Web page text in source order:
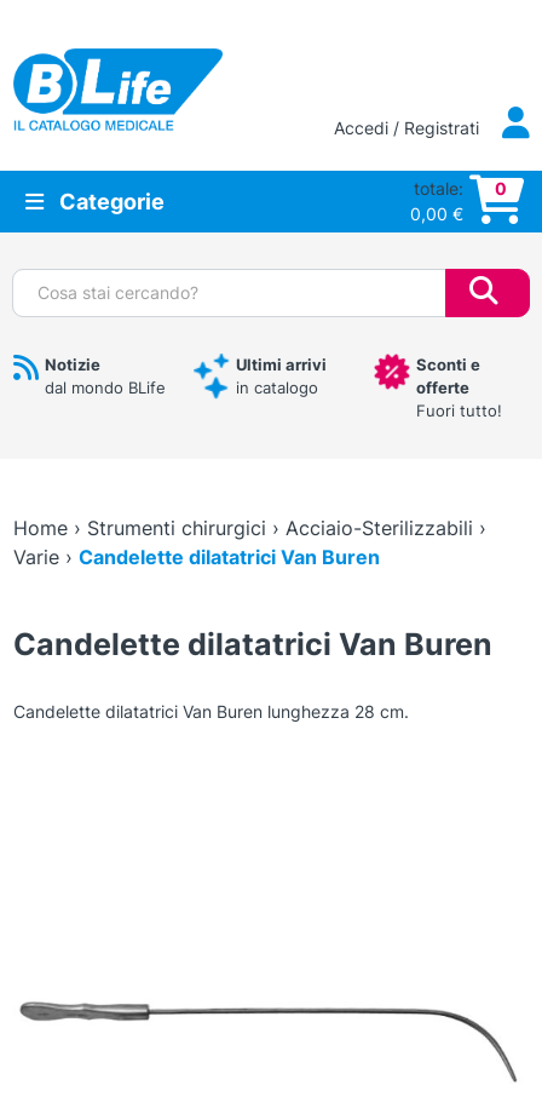
Vai al contenuto principale
Accedi / Registrati
Categorie
totale:
0,00 €
0
Cerca:
Notizie
dal mondo BLife
Ultimi arrivi
in catalogo
Sconti e
offerte
Fuori tutto!
Home› Strumenti chirurgici › Acciaio-Sterilizzabili ›
Varie› Candelette dilatatrici Van Buren
Candelette dilatatrici Van Buren
Candelette dilatatrici Van Buren lunghezza 28 cm.